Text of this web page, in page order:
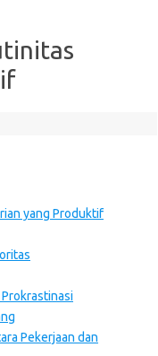
yang Produktif
Pekerjaan dan